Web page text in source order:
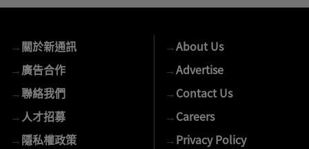
E-
mail
→關於新通訊
→廣告合作
→聯絡我們
→ 人才招募
→隱私權政策
→About Us
→Advertise
→Contact Us
→Careers
→Privacy Policy